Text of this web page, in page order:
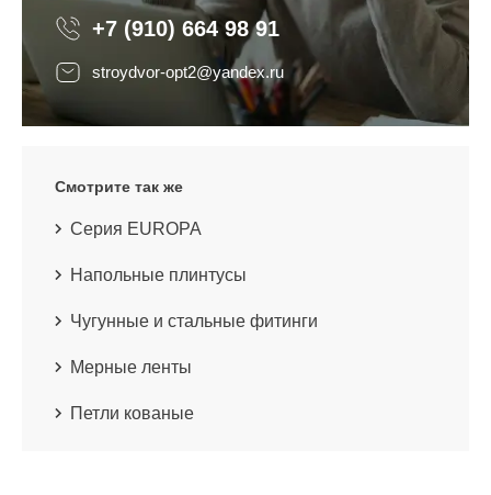
+7 (910) 664 98 91
stroydvor-opt2@yandex.ru
Смотрите так же
Серия EUROPA
Напольные плинтусы
Чугунные и стальные фитинги
Мерные ленты
Петли кованые